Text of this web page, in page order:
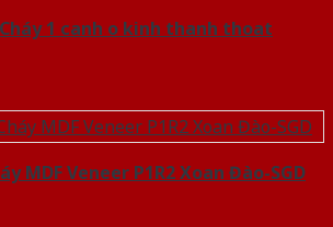
1 canh o kinh thanh thoat
MDF Veneer P1R2 Xoan Đào-SGD